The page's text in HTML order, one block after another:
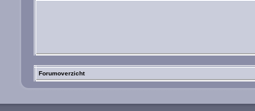
Forumoverzicht